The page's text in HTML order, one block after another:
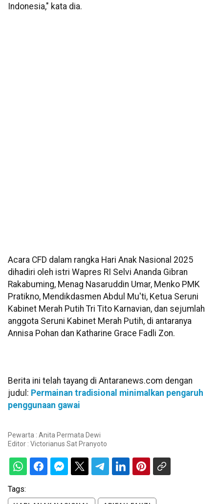
Indonesia," kata dia.
Acara CFD dalam rangka Hari Anak Nasional 2025
dihadiri oleh istri Wapres RI Selvi Ananda Gibran
Rakabuming, Menag Nasaruddin Umar, Menko PMK
Pratikno, Mendikdasmen Abdul Mu'ti, Ketua Seruni
Kabinet Merah Putih Tri Tito Karnavian, dan sejumlah
anggota Seruni Kabinet Merah Putih, di antaranya
Annisa Pohan dan Katharine Grace Fadli Zon.
Berita ini telah tayang di Antaranews.com dengan
judul: Permainan tradisional minimalkan pengaruh
penggunaan gawai
Pewarta : Anita Permata Dewi
Editor : Victorianus Sat Pranyoto
Tags: